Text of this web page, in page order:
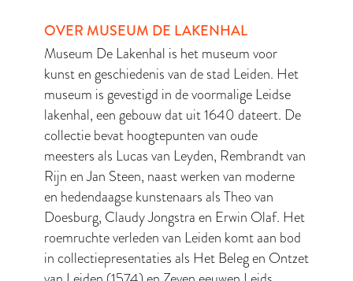
OVER MUSEUM DE LAKENHAL
Museum De Lakenhal is het museum voor
kunst en geschiedenis van de stad Leiden. Het
museum is gevestigd in de voormalige Leidse
lakenhal, een gebouw dat uit 1640 dateert. De
collectie bevat hoogtepunten van oude
meesters als Lucas van Leyden, Rembrandt van
Rijn en Jan Steen, naast werken van moderne
en hedendaagse kunstenaars als Theo van
Doesburg, Claudy Jongstra en Erwin Olaf. Het
roemruchte verleden van Leiden komt aan bod
in collectiepresentaties als Het Beleg en Ontzet